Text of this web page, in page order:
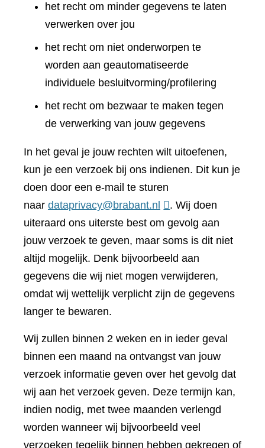
het recht om minder gegevens te laten
verwerken over jou
het recht om niet onderworpen te
worden aan geautomatiseerde
individuele besluitvorming/profilering
het recht om bezwaar te maken tegen
de verwerking van jouw gegevens
In het geval je jouw rechten wilt uitoefenen,
kun je een verzoek bij ons indienen. Dit kun je
doen door een e-mail te sturen
naar dataprivacy@brabant.nl
. Wij doen
uiteraard ons uiterste best om gevolg aan
jouw verzoek te geven, maar soms is dit niet
altijd mogelijk. Denk bijvoorbeeld aan
gegevens die wij niet mogen verwijderen,
omdat wij wettelijk verplicht zijn de gegevens
langer te bewaren.
Wij zullen binnen 2 weken en in ieder geval
binnen een maand na ontvangst van jouw
verzoek informatie geven over het gevolg dat
wij aan het verzoek geven. Deze termijn kan,
indien nodig, met twee maanden verlengd
worden wanneer wij bijvoorbeeld veel
verzoeken tegelijk binnen hebben gekregen of